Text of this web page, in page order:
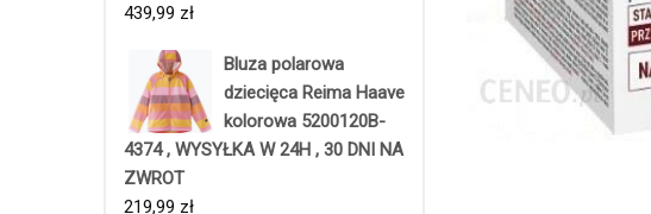
439,99 zł
Bluza polarowa
dziecięca Reima Haave
kolorowa 5200120B-
4374 , WYSYŁKA W 24H , 30 DNI NA
ZWROT
219,99 zł